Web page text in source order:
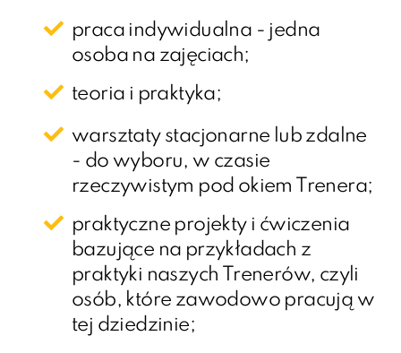
praca indywidualna - jedna
osoba na zajęciach;
teoria i praktyka;​
warsztaty stacjonarne lub zdalne
- do wyboru, w czasie
rzeczywistym pod okiem Trenera;
praktyczne projekty i ćwiczenia
bazujące na przykładach z
praktyki naszych Trenerów, czyli
osób, które zawodowo pracują w
tej dziedzinie;